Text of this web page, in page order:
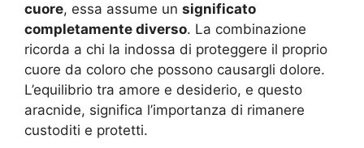
cuore, essa assume un significato
completamente diverso. La combinazione
ricorda a chi la indossa di proteggere il proprio
cuore da coloro che possono causargli dolore.
L’equilibrio tra amore e desiderio, e questo
aracnide, significa l’importanza di rimanere
custoditi e protetti.